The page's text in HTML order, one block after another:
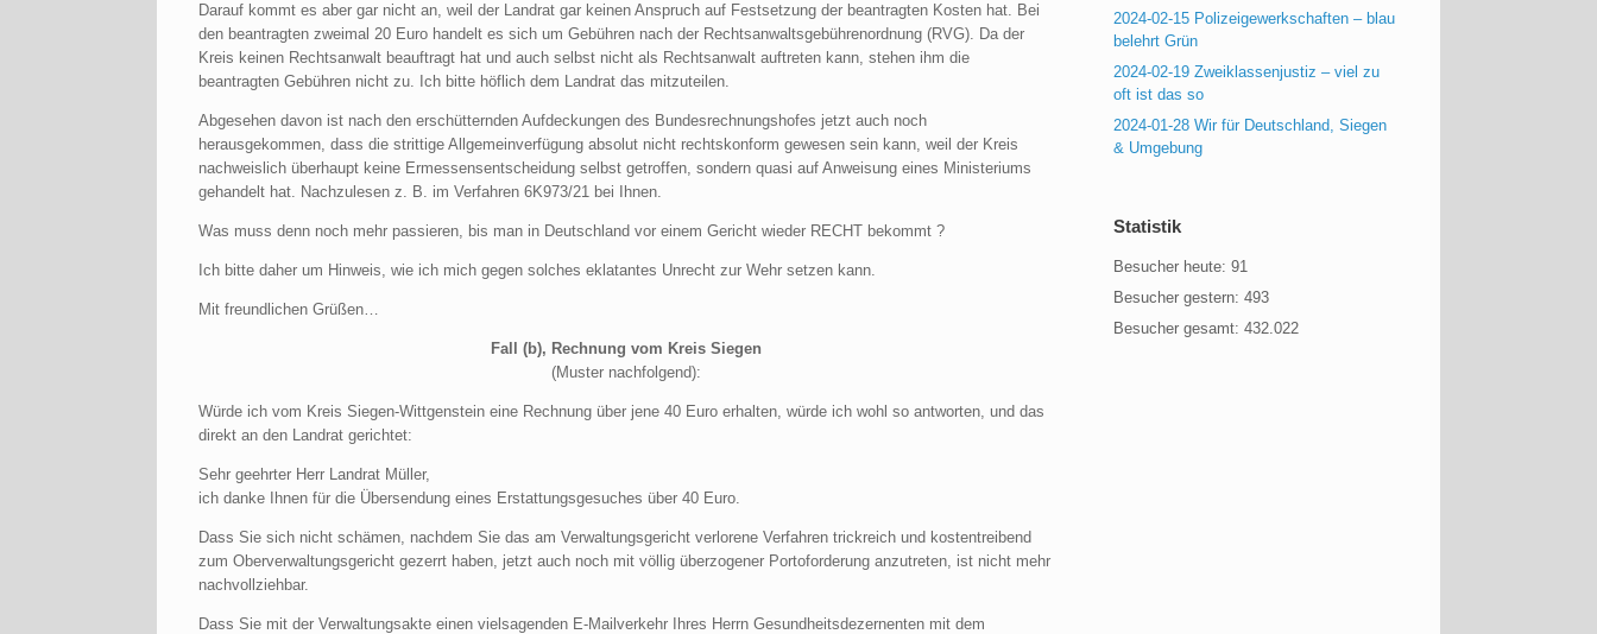
Darauf kommt es aber gar nicht an, weil der Landrat gar keinen Anspruch auf Festsetzung der beantragten Kosten hat. Bei
den beantragten zweimal 20 Euro handelt es sich um Gebühren nach der Rechtsanwaltsgebührenordnung (RVG). Da der
Kreis keinen Rechtsanwalt beauftragt hat und auch selbst nicht als Rechtsanwalt auftreten kann, stehen ihm die
beantragten Gebühren nicht zu. Ich bitte höflich dem Landrat das mitzuteilen.
Abgesehen davon ist nach den erschütternden Aufdeckungen des Bundesrechnungshofes jetzt auch noch
herausgekommen, dass die strittige Allgemeinverfügung absolut nicht rechtskonform gewesen sein kann, weil der Kreis
nachweislich überhaupt keine Ermessensentscheidung selbst getroffen, sondern quasi auf Anweisung eines Ministeriums
gehandelt hat. Nachzulesen z. B. im Verfahren 6K973/21 bei Ihnen.
Was muss denn noch mehr passieren, bis man in Deutschland vor einem Gericht wieder RECHT bekommt ?
Ich bitte daher um Hinweis, wie ich mich gegen solches eklatantes Unrecht zur Wehr setzen kann.
Mit freundlichen Grüßen…
Fall (b), Rechnung vom Kreis Siegen
(Muster nachfolgend):
Würde ich vom Kreis Siegen-Wittgenstein eine Rechnung über jene 40 Euro erhalten, würde ich wohl so antworten, und das
direkt an den Landrat gerichtet:
Sehr geehrter Herr Landrat Müller,
ich danke Ihnen für die Übersendung eines Erstattungsgesuches über 40 Euro.
Dass Sie sich nicht schämen, nachdem Sie das am Verwaltungsgericht verlorene Verfahren trickreich und kostentreibend
zum Oberverwaltungsgericht gezerrt haben, jetzt auch noch mit völlig überzogener Portoforderung anzutreten, ist nicht mehr
nachvollziehbar.
Dass Sie mit der Verwaltungsakte einen vielsagenden E-Mailverkehr Ihres Herrn Gesundheitsdezernenten mit dem
2024-02-15 Polizeigewerkschaften – blau
belehrt Grün
2024-02-19 Zweiklassenjustiz – viel zu
oft ist das so
2024-01-28 Wir für Deutschland, Siegen
& Umgebung
Statistik
Besucher heute:91
Besucher gestern:493
Besucher gesamt:432.022